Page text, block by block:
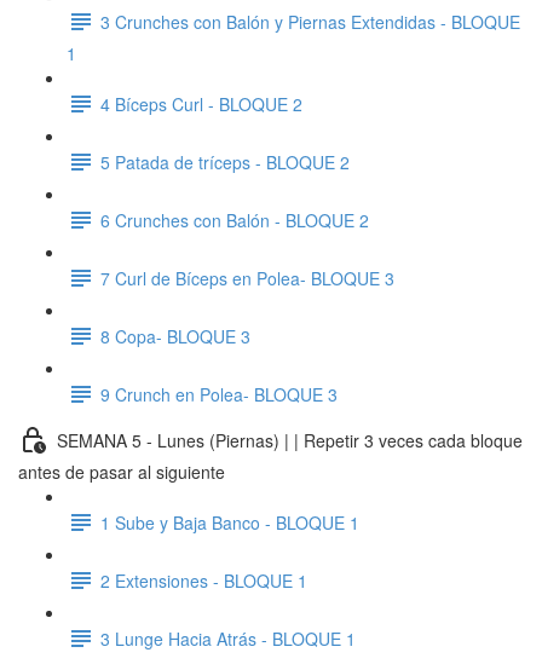
3 Crunches con Balón y Piernas Extendidas - BLOQUE
1
4 Bíceps Curl - BLOQUE 2
5 Patada de tríceps - BLOQUE 2
6 Crunches con Balón - BLOQUE 2
7 Curl de Bíceps en Polea- BLOQUE 3
8 Copa- BLOQUE 3
9 Crunch en Polea- BLOQUE 3
SEMANA 5 - Lunes (Piernas) | | Repetir 3 veces cada bloque
antes de pasar al siguiente
1 Sube y Baja Banco - BLOQUE 1
2 Extensiones - BLOQUE 1
3 Lunge Hacia Atrás - BLOQUE 1